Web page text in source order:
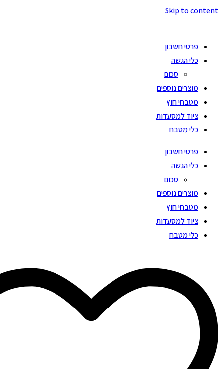
Skip to content
פרטי חשבון
כלי הגשה
סכום
מוצרים נוספים
מטבחי חוץ
ציוד למסעדות
כלי מטבח
פרטי חשבון
כלי הגשה
סכום
מוצרים נוספים
מטבחי חוץ
ציוד למסעדות
כלי מטבח